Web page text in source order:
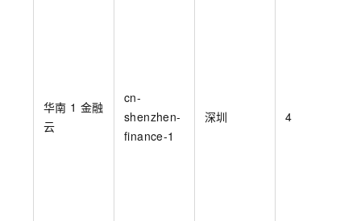
华南 1 金融
云
cn-
shenzhen-
finance-1
深圳 4